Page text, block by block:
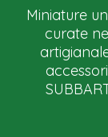
Miniature
curate